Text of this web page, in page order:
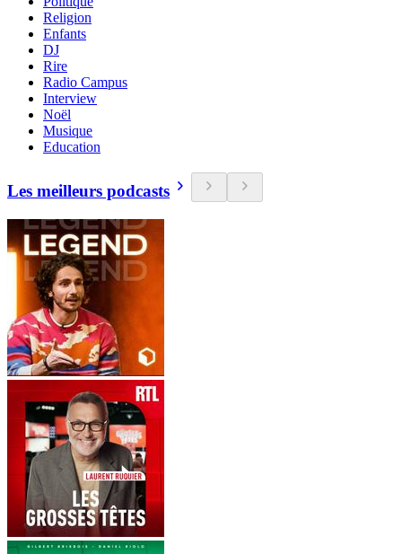
Religion
Enfants
DJ
Rire
Radio Campus
Interview
Noël
Musique
Education
Les meilleurs podcasts